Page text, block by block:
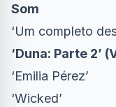
Som
‘Um completo
‘Duna: Parte 2’
‘Emilia Pérez’
‘Wicked’